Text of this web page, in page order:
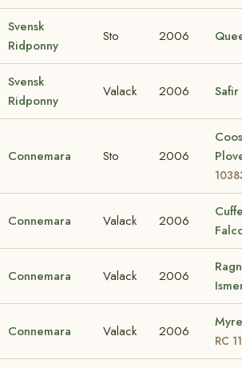
Svensk
Ridponny
Sto 2006
Svensk
Ridponny
Valack 2006 Safir
Connemara Sto 2006
Connemara Valack 2006
Connemara Valack 2006
Connemara Valack 2006
RC